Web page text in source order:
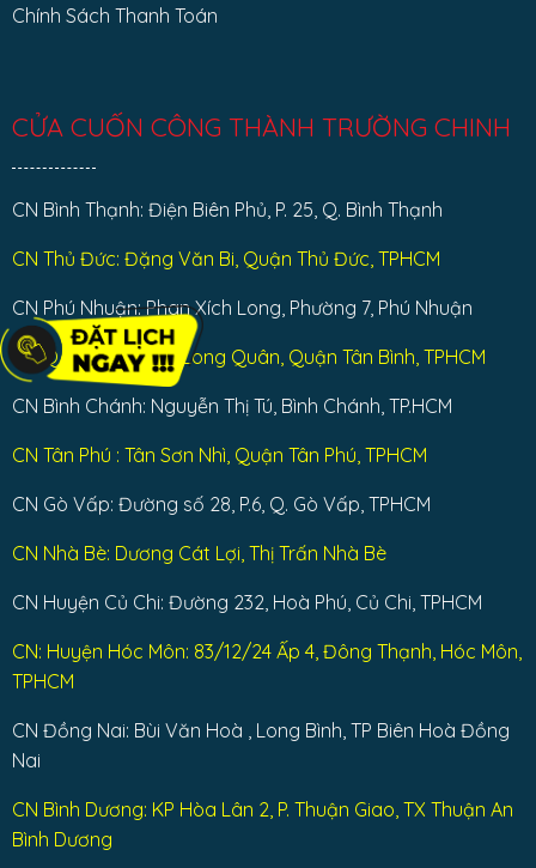
Chính Sách Thanh Toán
CỬA CUỐN CÔNG THÀNH TRƯỜNG CHINH
CN Bình Thạnh: Điện Biên Phủ, P. 25, Q. Bình Thạnh
CN Thủ Đức: Đặng Văn Bi, Quận Thủ Đức, TPHCM
CN Phú Nhuận: Phan Xích Long, Phường 7, Phú Nhuận
CN Q Tân Bình: Lạc Long Quân, Quận Tân Bình, TPHCM
CN Bình Chánh: Nguyễn Thị Tú, Bình Chánh, TP.HCM
CN Tân Phú : Tân Sơn Nhì, Quận Tân Phú, TPHCM
CN Gò Vấp: Đường số 28, P.6, Q. Gò Vấp, TPHCM
CN Nhà Bè: Dương Cát Lợi, Thị Trấn Nhà Bè
CN Huyện Củ Chi: Đường 232, Hoà Phú, Củ Chi, TPHCM
CN: Huyện Hóc Môn: 83/12/24 Ấp 4, Đông Thạnh, Hóc Môn,
TPHCM
CN Đồng Nai: Bùi Văn Hoà , Long Bình, TP Biên Hoà Đồng
Nai
CN Bình Dương: KP Hòa Lân 2, P. Thuận Giao, TX Thuận An
Bình Dương